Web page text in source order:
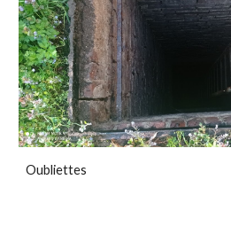
Oubliettes